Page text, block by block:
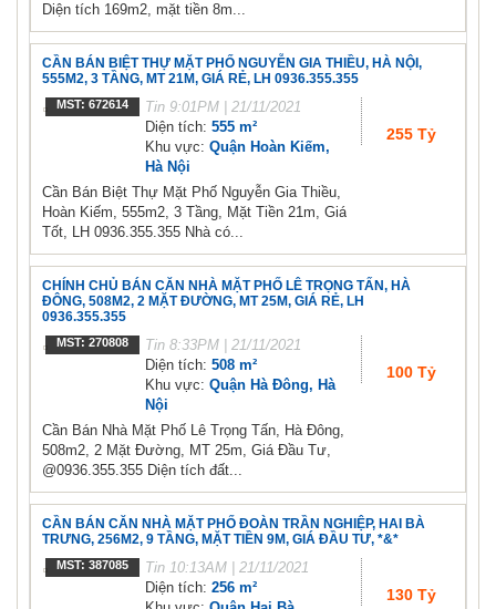
Diện tích 169m2, mặt tiền 8m...
CẦN BÁN BIỆT THỰ MẶT PHỐ NGUYỄN GIA THIỀU, HÀ NỘI,
555M2, 3 TẦNG, MT 21M, GIÁ RẺ, LH 0936.355.355
MST: 672614 Tin 9:01PM | 21/11/2021
Diện tích: 555 m²
Khu vực: Quận Hoàn Kiếm,
Hà Nội
255 Tỷ
Cần Bán Biệt Thự Mặt Phố Nguyễn Gia Thiều,
Hoàn Kiếm, 555m2, 3 Tầng, Mặt Tiền 21m, Giá
Tốt, LH 0936.355.355 Nhà có...
CHÍNH CHỦ BÁN CĂN NHÀ MẶT PHỐ LÊ TRỌNG TẤN, HÀ
ĐÔNG, 508M2, 2 MẶT ĐƯỜNG, MT 25M, GIÁ RẺ, LH
0936.355.355
MST: 270808 Tin 8:33PM | 21/11/2021
Diện tích: 508 m²
Khu vực: Quận Hà Đông, Hà
Nội
100 Tỷ
Cần Bán Nhà Mặt Phố Lê Trọng Tấn, Hà Đông,
508m2, 2 Mặt Đường, MT 25m, Giá Đầu Tư,
@0936.355.355 Diện tích đất...
CẦN BÁN CĂN NHÀ MẶT PHỐ ĐOÀN TRẦN NGHIỆP, HAI BÀ
TRƯNG, 256M2, 9 TẦNG, MẶT TIỀN 9M, GIÁ ĐẦU TƯ, *&*
MST: 387085 Tin 10:13AM | 21/11/2021
Diện tích: 256 m²
130 Tỷ